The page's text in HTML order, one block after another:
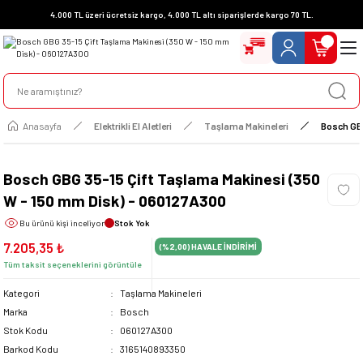
4.000 TL üzeri ücretsiz kargo, 4.000 TL altı siparişlerde kargo 70 TL.
Anasayfa Elektrikli El Aletleri Taşlama Makineleri Bosch
Bosch GBG 35-15 Çift Taşlama Makinesi (350
W - 150 mm Disk) - 060127A300
Bu ürünü kişi inceliyor Stok Yok
7.205,35 ₺
Tüm taksit seçeneklerini görüntüle
(%2,00)HAVALE İNDİRİMİ
Kategori
Taşlama Makineleri
Marka
Bosch
Stok Kodu
060127A300
Barkod Kodu
3165140893350